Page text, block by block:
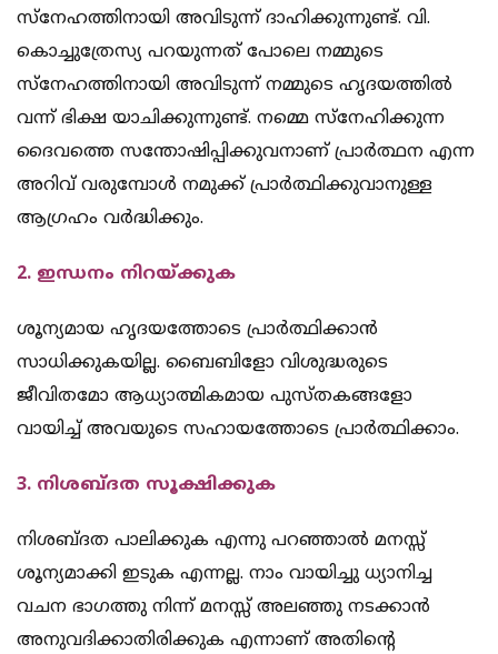
സ്‌നേഹത്തിനായി അവിടുന്ന് ദാഹിക്കുന്നുണ്ട്. വി.
കൊച്ചുത്രേസ്യ പറയുന്നത് പോലെ നമ്മുടെ
സ്‌നേഹത്തിനായി അവിടുന്ന് നമ്മുടെ ഹൃദയത്തില്‍
വന്ന് ഭിക്ഷ യാചിക്കുന്നുണ്ട്. നമ്മെ സ്‌നേഹിക്കുന്ന
ദൈവത്തെ സന്തോഷിപ്പിക്കുവനാണ് പ്രാര്‍ത്ഥന എന്ന
അറിവ് വരുമ്പോള്‍ നമുക്ക് പ്രാര്‍ത്ഥിക്കുവാനുള്ള
ആഗ്രഹം വര്‍ദ്ധിക്കും.
2. ഇന്ധനം നിറയ്ക്കുക
ശൂന്യമായ ഹൃദയത്തോടെ പ്രാര്‍ത്ഥിക്കാന്‍
സാധിക്കുകയില്ല. ബൈബിളോ വിശുദ്ധരുടെ
ജീവിതമോ ആധ്യാത്മികമായ പുസ്തകങ്ങളോ
വായിച്ച് അവയുടെ സഹായത്തോടെ പ്രാര്‍ത്ഥിക്കാം.
3. നിശബ്ദത സൂക്ഷിക്കുക
നിശബ്ദത പാലിക്കുക എന്നു പറഞ്ഞാല്‍ മനസ്സ്
ശൂന്യമാക്കി ഇടുക എന്നല്ല. നാം വായിച്ചു ധ്യാനിച്ച
വചന ഭാഗത്തു നിന്ന് മനസ്സ് അലഞ്ഞു നടക്കാന്‍
അനുവദിക്കാതിരിക്കുക എന്നാണ് അതിന്റെ